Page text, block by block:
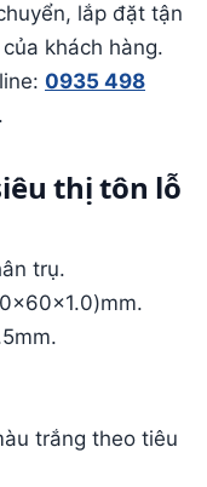
lắp đặt tận
khách hàng.
0935 498
thị tôn lỗ
trụ.
trắng theo tiêu